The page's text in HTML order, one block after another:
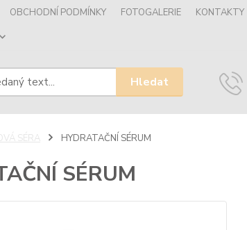
OBCHODNÍ PODMÍNKY FOTOGALERIE
KONTAKTY
Hledat
SÉRA HYDRATAČNÍ SÉRUM
SÉRUM